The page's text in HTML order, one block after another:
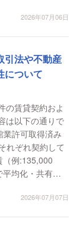
2026年07月06日
引法や不動産
について
の賃貸契約およ
は以下の通りで
れぞれ契約して
2026年07月07日